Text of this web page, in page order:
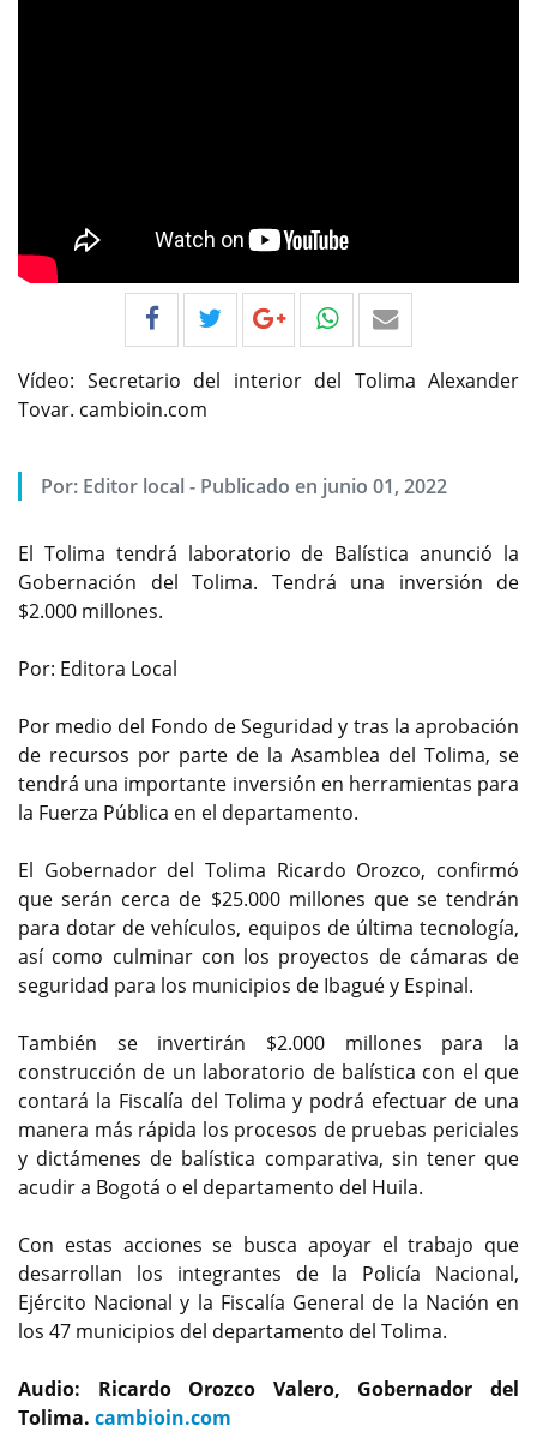
Vídeo: Secretario del interior del Tolima Alexander
Tovar. cambioin.com
Por: Editor local - Publicado en junio 01, 2022
El Tolima tendrá laboratorio de Balística anunció la
Gobernación del Tolima. Tendrá una inversión de
$2.000 millones.
Por: Editora Local
Por medio del Fondo de Seguridad y tras la aprobación
de recursos por parte de la Asamblea del Tolima, se
tendrá una importante inversión en herramientas para
la Fuerza Pública en el departamento.
El Gobernador del Tolima Ricardo Orozco, confirmó
que serán cerca de $25.000 millones que se tendrán
para dotar de vehículos, equipos de última tecnología,
así como culminar con los proyectos de cámaras de
seguridad para los municipios de Ibagué y Espinal.
También se invertirán $2.000 millones para la
construcción de un laboratorio de balística con el que
contará la Fiscalía del Tolima y podrá efectuar de una
manera más rápida los procesos de pruebas periciales
y dictámenes de balística comparativa, sin tener que
acudir a Bogotá o el departamento del Huila.
Con estas acciones se busca apoyar el trabajo que
desarrollan los integrantes de la Policía Nacional,
Ejército Nacional y la Fiscalía General de la Nación en
los 47 municipios del departamento del Tolima.
Audio: Ricardo Orozco Valero, Gobernador del
Tolima. cambioin.com